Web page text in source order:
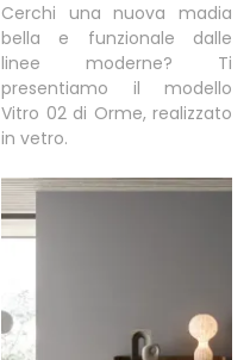
Cerchi una nuova madia
bella e funzionale dalle
linee moderne? Ti
presentiamo il modello
Vitro 02 di Orme, realizzato
in vetro.